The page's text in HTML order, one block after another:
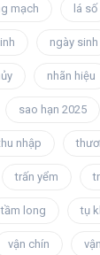
mạch lá số
ngày sinh
nhãn hiệu
sao hạn 2025
nhập
trấn yểm
tầm long tụ
vận chín